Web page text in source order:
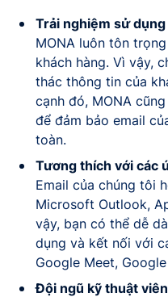
Trải nghiệm sử
MONA luôn tôn
khách hàng. Vì vậy,
thác thông tin của
cạnh đó, MONA
để đảm bảo email
toàn.
Tương thích với các
Email của chúng tôi
Microsoft Outlook,
vậy, bạn có thể dễ
dụng và kết nối với
Google Meet,
Đội ngũ kỹ thuật